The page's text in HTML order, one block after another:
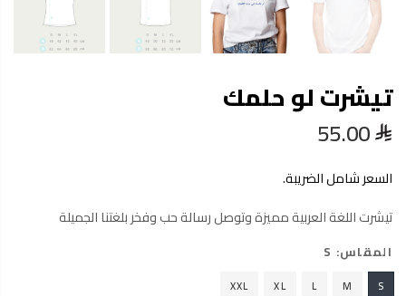
تيشرت لو حلمك
55.00
السعر شامل الضريبة.
تيشرت اللغة العربية مميزة وتوصل رسالة حب وفخر بلغتنا الجميلة
المقاس: S
S
M
L
XL
XXL